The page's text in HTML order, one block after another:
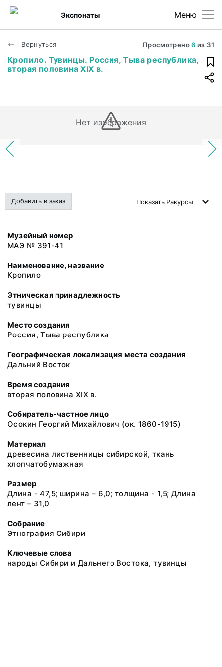
Меню
Экспонаты
Вернуться Просмотрено6 из 31
Кропило. Тувинцы. Россия, Тыва республика,
вторая половина XIX в.
Нет изображения
Добавить в заказ Показать Ракурсы
Музейный номер
МАЭ № 391-41
Наименование, название
Кропило
Этническая принадлежность
тувинцы
Место создания
Россия, Тыва республика
Географическая локализация места создания
Дальний Восток
Время создания
вторая половина XIX в.
Собиратель-частное лицо
Осокин Георгий Михайлович (ок. 1860-1915)
Материал
древесина лиственницы сибирской, ткань
хлопчатобумажная
Размер
Длина - 47,5; ширина – 6,0; толщина - 1,5; Длина
лент – 31,0
Собрание
Этнография Сибири
Ключевые слова
народы Сибири и Дальнего Востока, тувинцы